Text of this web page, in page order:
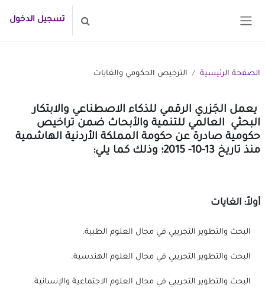
تبديل إدخال البحث
تسجيل الدخول
الصفحة الرئيسية الترخيص الحكومي والغايات
يعمل الجَزَري الرقمي للذكاء الاصطناعي والابتكار
البحثي العالمي للتنمية والأبحاث ضمن تراخيص
حكومية صادرة عن حكومة المملكة الأردنية الهاشمية
منذ تاريخ 13-10- 2015؛ وذلك كما يلي:
أولاً: الغايات
البحث والتطوير التجريبي في مجال العلوم الطبية.
البحث والتطوير التجريبي في مجال العلوم الهندسية.
البحث والتطوير التجريبي في مجال العلوم الاجتماعية والإنسانية.